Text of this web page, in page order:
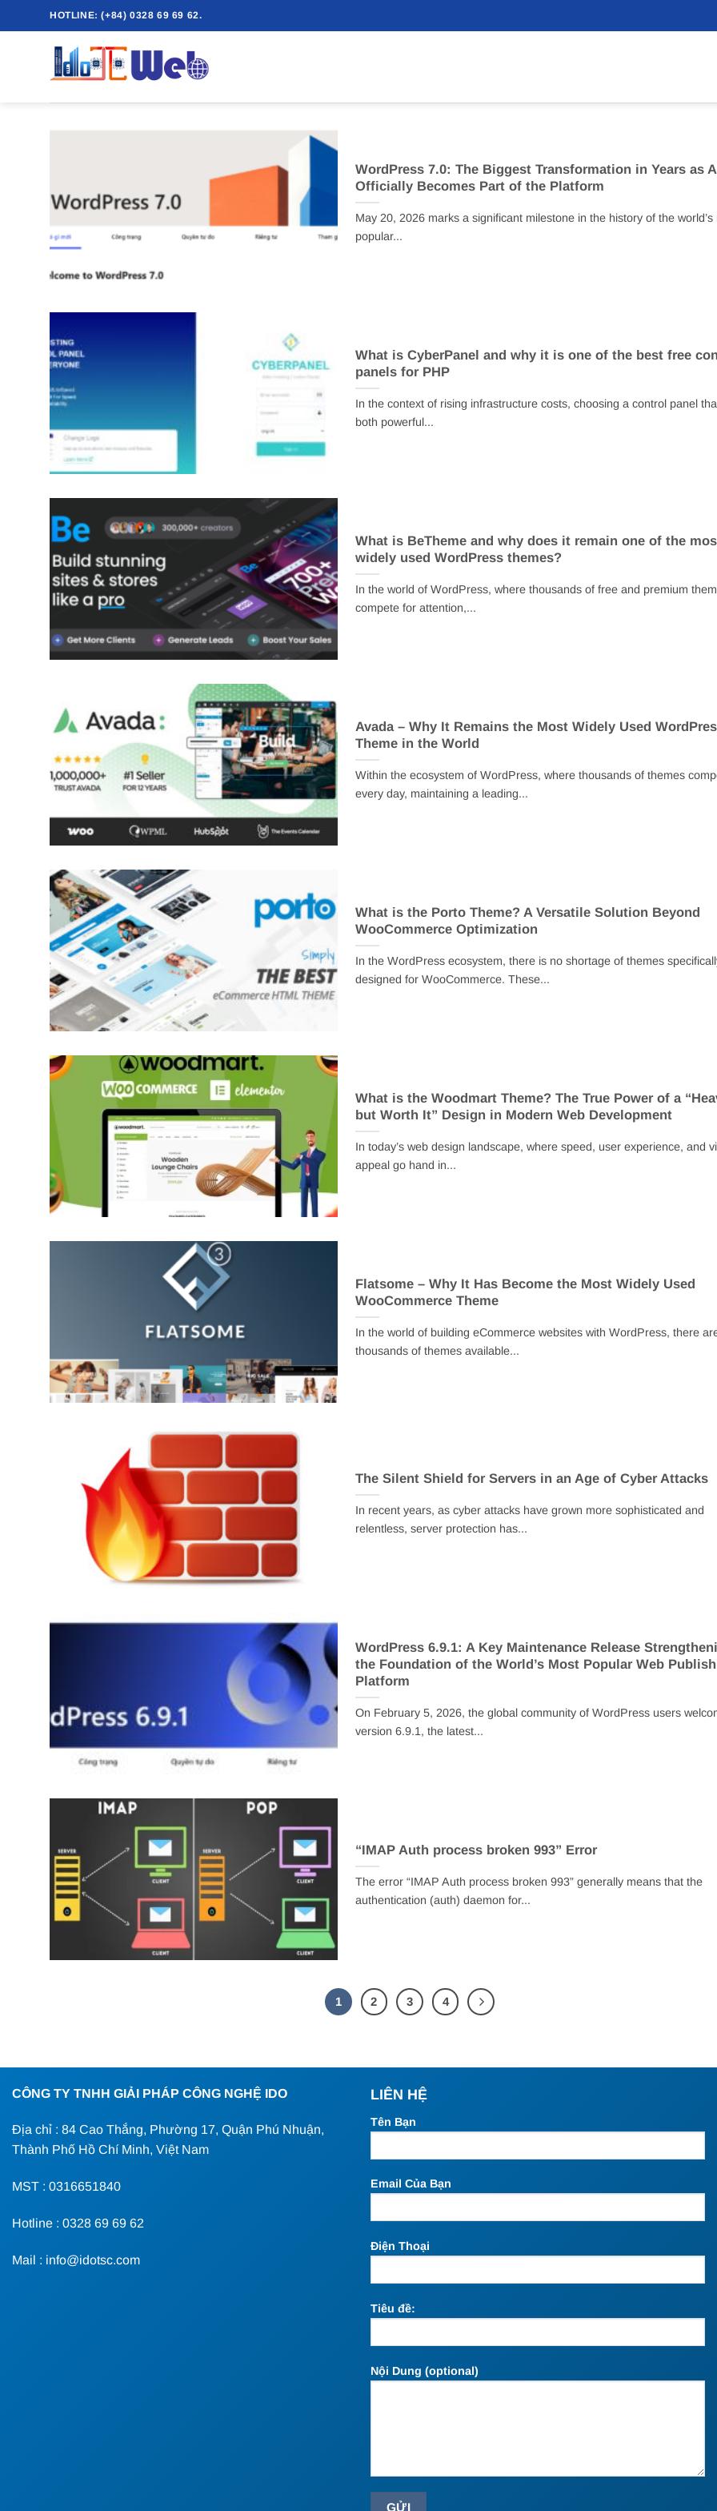
to
HOTLINE: (+84) 0328 69 69 62.
WordPress 7.0: The Biggest Transformation in Years as
Officially Becomes Part of the Platform
May 20, 2026 marks a significant milestone in the history of the world’s
popular...
What is CyberPanel and why it is one of the best free
panels for PHP
In the context of rising infrastructure costs, choosing a control panel
both powerful...
What is BeTheme and why does it remain one of the
widely used WordPress themes?
In the world of WordPress, where thousands of free and premium
compete for attention,...
Avada – Why It Remains the Most Widely Used
Theme in the World
Within the ecosystem of WordPress, where thousands of themes
every day, maintaining a leading...
What is the Porto Theme? A Versatile Solution Beyond
WooCommerce Optimization
In the WordPress ecosystem, there is no shortage of themes
designed for WooCommerce. These...
What is the Woodmart Theme? The True Power of a
but Worth It” Design in Modern Web Development
In today’s web design landscape, where speed, user experience, and
appeal go hand in...
Flatsome – Why It Has Become the Most Widely Used
WooCommerce Theme
In the world of building eCommerce websites with WordPress, there
thousands of themes available...
The Silent Shield for Servers in an Age of Cyber Attacks
In recent years, as cyber attacks have grown more sophisticated and
relentless, server protection has...
WordPress 6.9.1: A Key Maintenance Release
the Foundation of the World’s Most Popular Web
Platform
On February 5, 2026, the global community of WordPress users
version 6.9.1, the latest...
“IMAP Auth process broken 993” Error
The error “IMAP Auth process broken 993” generally means that the
authentication (auth) daemon for...
1 2 3 4
CÔNG TY TNHH GIẢI PHÁP CÔNG NGHỆ IDO
Địa chỉ : 84 Cao Thắng, Phường 17, Quận Phú Nhuận,
Thành Phố Hồ Chí Minh, Việt Nam
MST : 0316651840
Hotline : 0328 69 69 62
Mail : info@idotsc.com
LIÊN HỆ
Tên Bạn
Email Của Bạn
Điện Thoại
Tiêu đề:
Nội Dung (optional)